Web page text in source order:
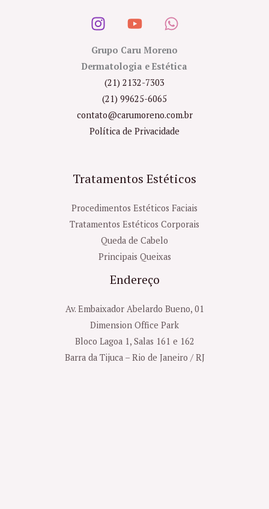
Grupo Caru Moreno
Dermatologia e Estética
(21) 2132-7303
(21) 99625-6065
contato@carumoreno.com.br
Política de Privacidade
Tratamentos Estéticos
Procedimentos Estéticos Faciais
Tratamentos Estéticos Corporais
Queda de Cabelo
Principais Queixas
Endereço
Av. Embaixador Abelardo Bueno, 01
Dimension Office Park
Bloco Lagoa 1, Salas 161 e 162
Barra da Tijuca – Rio de Janeiro / RJ